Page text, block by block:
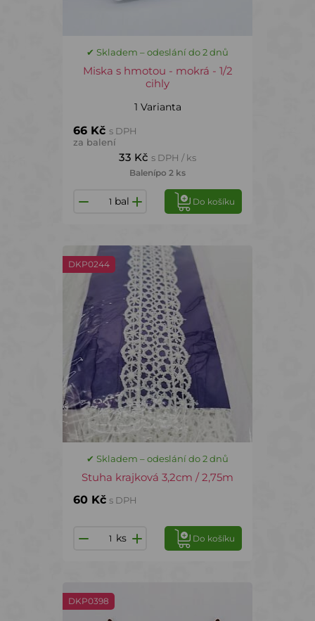
✔ Skladem – odeslání do 2 dnů
Miska s hmotou - mokrá - 1/2
cihly
1 Varianta
66 Kč s DPH
za balení
33 Kč s DPH / ks
Balenípo 2 ks
bal Do košíku
DKP0244
✔ Skladem – odeslání do 2 dnů
Stuha krajková 3,2cm / 2,75m
60 Kč s DPH
ks Do košíku
DKP0398